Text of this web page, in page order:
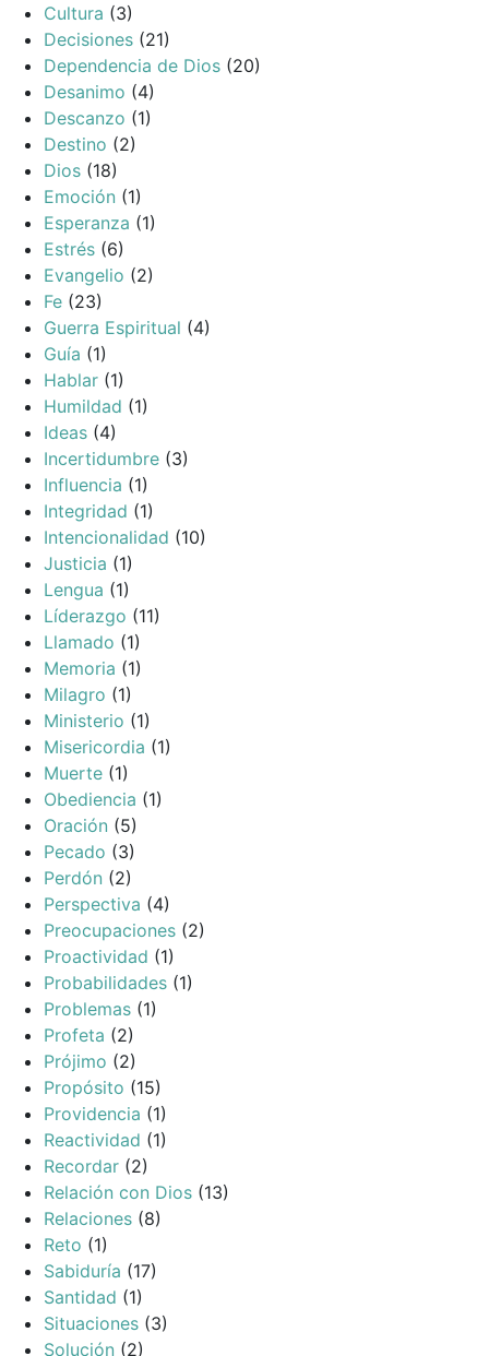
Cultura (3)
Decisiones (21)
Dependencia de Dios (20)
Desanimo (4)
Descanzo (1)
Destino (2)
Dios (18)
Emoción (1)
Esperanza (1)
Estrés (6)
Evangelio (2)
Fe (23)
Guerra Espiritual (4)
Guía (1)
Hablar (1)
Humildad (1)
Ideas (4)
Incertidumbre (3)
Influencia (1)
Integridad (1)
Intencionalidad (10)
Justicia (1)
Lengua (1)
Líderazgo (11)
Llamado (1)
Memoria (1)
Milagro (1)
Ministerio (1)
Misericordia (1)
Muerte (1)
Obediencia (1)
Oración (5)
Pecado (3)
Perdón (2)
Perspectiva (4)
Preocupaciones (2)
Proactividad (1)
Probabilidades (1)
Problemas (1)
Profeta (2)
Prójimo (2)
Propósito (15)
Providencia (1)
Reactividad (1)
Recordar (2)
Relación con Dios (13)
Relaciones (8)
Reto (1)
Sabiduría (17)
Santidad (1)
Situaciones (3)
Solución (2)